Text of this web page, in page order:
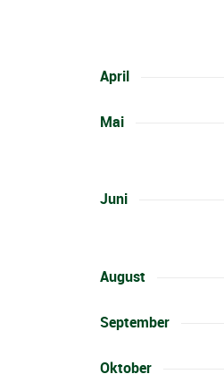
April
Mai
Juni
August
September
Oktober
1:00
2:00